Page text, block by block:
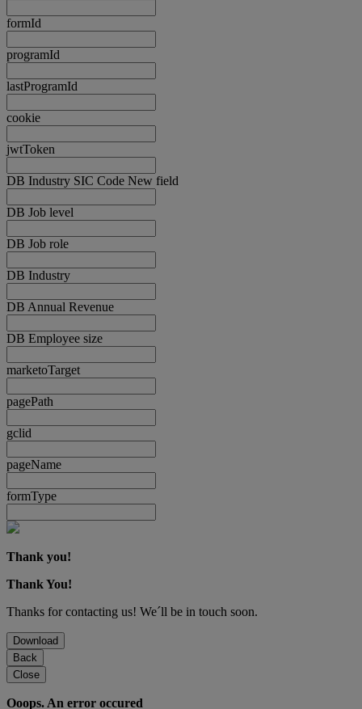
formId
programId
lastProgramId
cookie
jwtToken
DB Industry SIC Code New field
DB Job level
DB Job role
DB Industry
DB Annual Revenue
DB Employee size
marketoTarget
pagePath
gclid
pageName
formType
Thank you!
Thank You!
Thanks for contacting us! We´ll be in touch soon.
Download
Back
Close
Ooops. An error occured